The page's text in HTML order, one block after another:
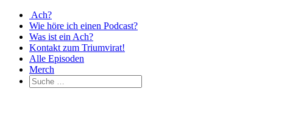
Ach?
Wie höre ich einen Podcast?
Was ist ein Ach?
Kontakt zum Triumvirat!
Alle Episoden
Merch